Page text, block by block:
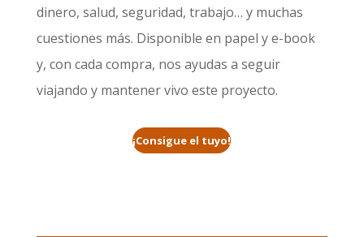
dinero, salud, seguridad, trabajo… y muchas
cuestiones más. Disponible en papel y e-book
y, con cada compra, nos ayudas a seguir
viajando y mantener vivo este proyecto.
¡Consigue el tuyo!